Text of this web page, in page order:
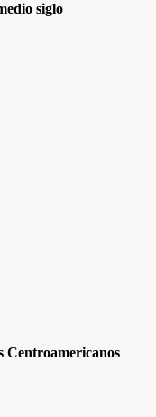
siglo
Centroamericanos